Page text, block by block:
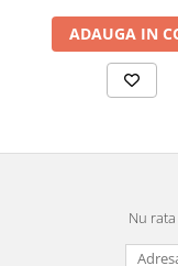
ADAUGA IN
Nu